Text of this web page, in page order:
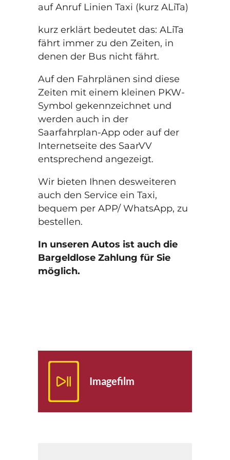
auf Anruf Linien Taxi (kurz ALiTa)
kurz erklärt bedeutet das: ALiTa
fährt immer zu den Zeiten, in
denen der Bus nicht fährt.
Auf den Fahrplänen sind diese
Zeiten mit einem kleinen PKW-
Symbol gekennzeichnet und
werden auch in der
Saarfahrplan-App oder auf der
Internetseite des SaarVV
entsprechend angezeigt.
Wir bieten Ihnen desweiteren
auch den Service ein Taxi,
bequem per APP/ WhatsApp, zu
bestellen.
In unseren Autos ist auch die
Bargeldlose Zahlung für Sie
möglich.
Imagefilm